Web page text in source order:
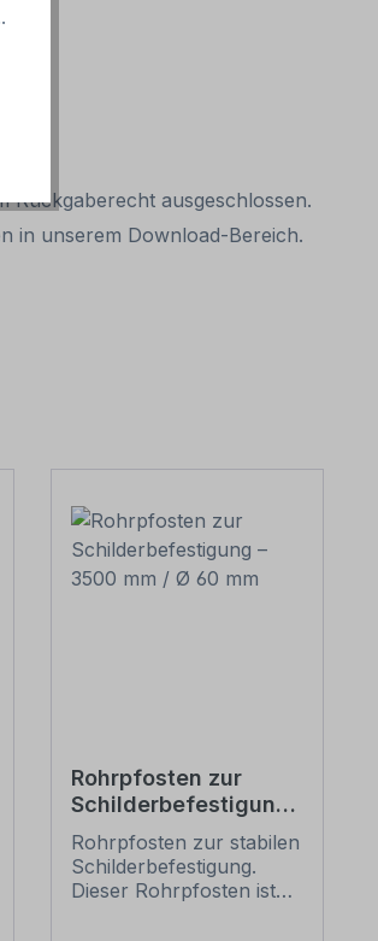
Rückgaberecht ausgeschlossen.
in unserem Download-Bereich.
Rohrpfosten zur
Schilderbefestigung
– 3500 mm / Ø 60
mm
Rohrpfosten zur stabilen
Schilderbefestigung.
Dieser Rohrpfosten ist